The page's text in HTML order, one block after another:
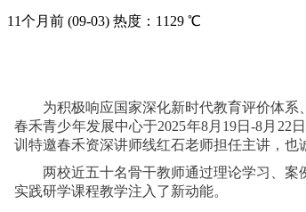
11个月前 (09-03) 热度：1129 ℃
为积极响应国家深化新时代教育评价体
春禾青少年发展中心于2025年8月19日-8月
训特邀春禾资深讲师线红石老师担任主讲，也
两校近五十名骨干教师通过理论学习、
实践研学课程教学注入了新动能。